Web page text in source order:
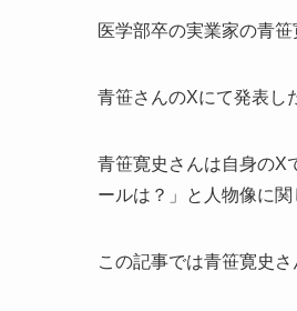
医学部卒の実業家の青
青笹さんのXにて発表し
青笹寛史さんは自身のX
ールは？」と人物像に関
この記事では青笹寛史